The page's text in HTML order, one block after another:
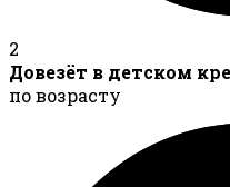
2
Довезёт в детском
по возрасту